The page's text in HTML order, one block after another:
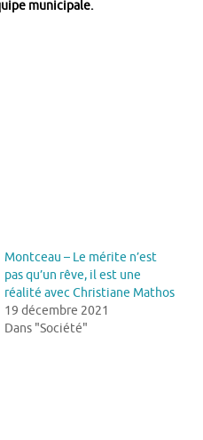
municipale.
Montceau – Le mérite n’est
pas qu’un rêve, il est une
réalité avec Christiane Mathos
19 décembre 2021
Dans "Société"